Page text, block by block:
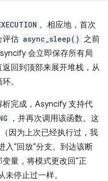
。相应地，首次
评估 async_sleep() 之前
会立即保存所有局
回到顶部来展开堆栈，从
。
析完成，Asyncify 支持代
，并再次调用该函数。这
因为上次已经执行过，我
入“回放”分支。到达该断
量，将模式更改回“正
停止过一样。